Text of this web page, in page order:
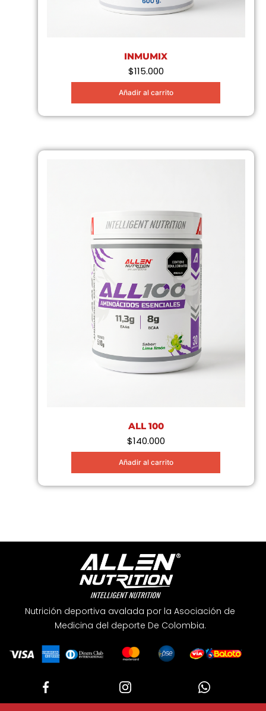
INMUMIX
$115.000
Añadir al carrito
ALL 100
$140.000
Añadir al carrito
Nutrición deportiva avalada por la Asociación de
Medicina del deporte De Colombia.